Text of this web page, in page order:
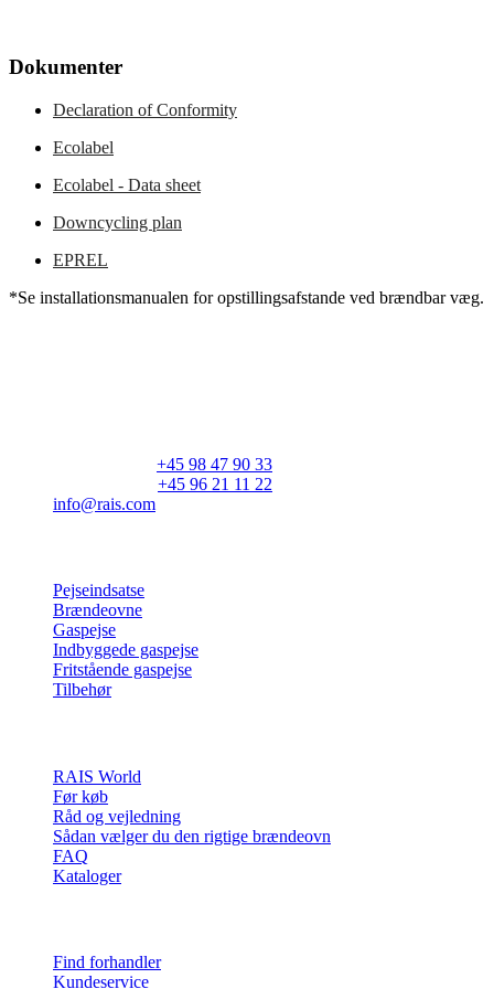
Dokumenter
Declaration of Conformity
Ecolabel
Ecolabel - Data sheet
Downcycling plan
EPREL
*Se installationsmanualen for opstillingsafstande ved brændbar væg.
+45 98 47 90 33
+45 96 21 11 22
info@rais.com
Pejseindsatse
Brændeovne
Gaspejse
Indbyggede gaspejse
Fritstående gaspejse
Tilbehør
RAIS World
Før køb
Råd og vejledning
Sådan vælger du den rigtige brændeovn
FAQ
Kataloger
Find forhandler
Kundeservice